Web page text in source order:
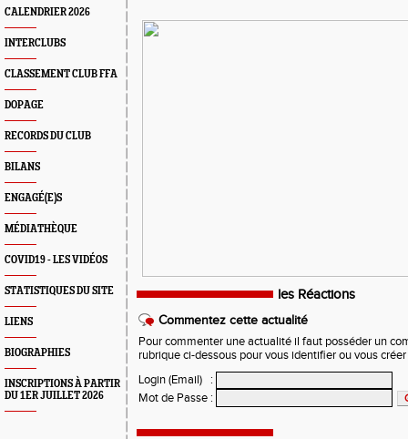
CALENDRIER 2026
INTERCLUBS
CLASSEMENT CLUB FFA
DOPAGE
RECORDS DU CLUB
BILANS
ENGAGÉ(E)S
MÉDIATHÈQUE
COVID19 - LES VIDÉOS
STATISTIQUES DU SITE
LIENS
BIOGRAPHIES
INSCRIPTIONS À PARTIR
DU 1ER JUILLET 2026
les Réactions
Commentez cette actualité
Pour commenter une actualité il faut posséder un
rubrique ci-dessous pour vous identifier ou vous
Login (Email)
:
Mot de Passe :